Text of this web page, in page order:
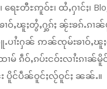
ရေႊတီႊဢူဝ်ႊ၊ ထႆႇႁၢင်ႈ
ႇၽူႈတွႆႇႁွၵ်ႈ ၼႂ်းၶၵ်ႉၵၢ
ႉပၢႆးႁၼ် ဢၼ်ၸုမ်းၶၢဝ်ႇ
ၵဵဝ်ႇၵပ်းငဝ်းလၢႆးၵၢၼ်မိူ
ပိူင်ပဵၼ်ဝူင်ႈလႂ်ဝူင်ႈ ၼၼ်ႉ။